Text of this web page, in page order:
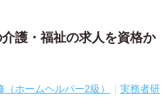
護・福祉の求人を資格か
ホームヘルパー2級）
実務者研